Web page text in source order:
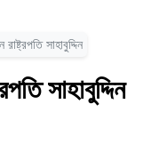
সাহাবুদ্দিন
সাহাবুদ্দিন